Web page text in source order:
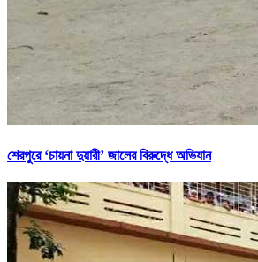
শেরপুরে ‘চায়না দুয়ারী’ জালের বিরুদ্ধে অভিযান